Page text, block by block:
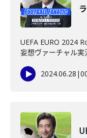
UEFA EURO 2024
妄想ヴァーチャル実
2024.06.28 |